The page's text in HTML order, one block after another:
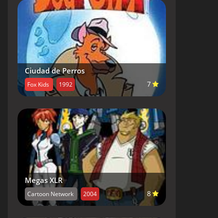
Ciudad de Perros
Fox Kids 1992 7
Megas XLR
Cartoon Network 2004 8